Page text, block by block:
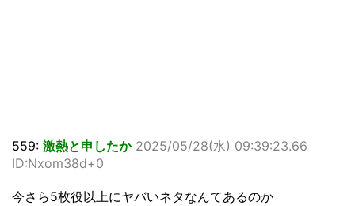
559: 激熱と申したか 2025/05/28(水) 09:39:23.66
ID:Nxom38d+0
今さら5枚役以上にヤバいネタなんてあるのか